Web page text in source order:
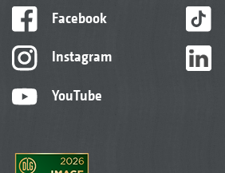
Facebook
Instagram
YouTube